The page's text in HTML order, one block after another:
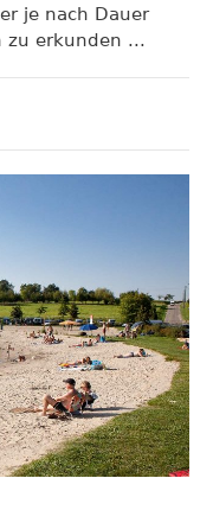
je nach Dauer
zu erkunden ...